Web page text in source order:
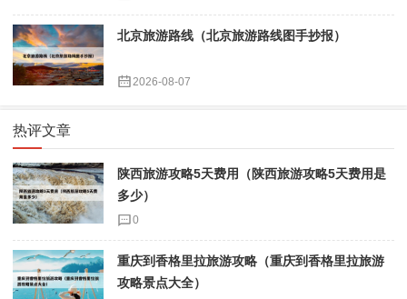
北京旅游路线（北京旅游路线图手抄报）
2026-08-07
热评文章
陕西旅游攻略5天费用（陕西旅游攻略5天费用是
多少）
0
重庆到香格里拉旅游攻略（重庆到香格里拉旅游
攻略景点大全）